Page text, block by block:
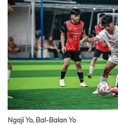
Ngaji Yo, Bal-Balan Yo